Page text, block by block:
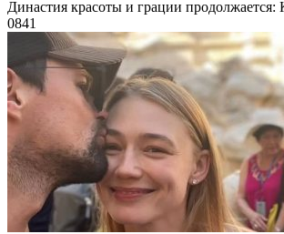
Династия красоты и грации продолжается:
0841